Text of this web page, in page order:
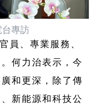
專訪
員、專業服務、
何力治表示，今
和更深，除了傳
新能源和科技公